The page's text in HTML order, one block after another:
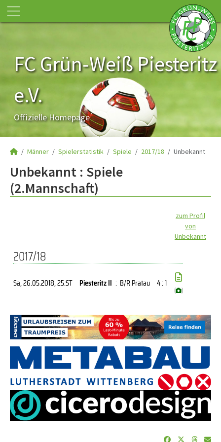
FC Grün-Weiß Piesteritz
e.V.
Offizielle Homepage
Männer Spielerstatistik Spiele 2017/18 Unbekannt
Unbekannt : Spiele
(2.Mannschaft)
zum Profil
von
Unbekannt
2017/18
Sa, 26.05.2018, 25.ST Piesteritz II : B/R Pratau 4 : 1
( )